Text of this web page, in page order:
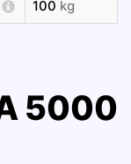
100 kg
5000